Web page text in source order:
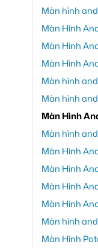
Màn hình
Màn Hình
Màn Hình
Màn Hình
Màn hình
Màn hình
Màn Hình
Màn hình
Màn Hình
Màn Hình
Màn Hình
Màn Hình
Màn hình
Màn Hình